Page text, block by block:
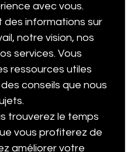
business
Digital marketing
avec vous.
informations sur
notre vision, nos
services. Vous
ressources utiles
conseils que nous
trouverez le temps
vous profiterez de
améliorer votre